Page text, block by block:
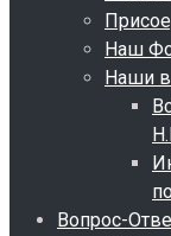
Наш
Наши
Вопрос-